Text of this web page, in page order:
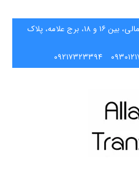
📍 تهران، سعادت‌آباد، خیابان علامه شمالی، بین ۱۶ و ۱۸، برج علامه، پلاک
۰۹۲۱۷۳۲۳۳۹۴